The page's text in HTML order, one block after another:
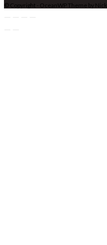
© Copyright - OceanWP Theme by Nick